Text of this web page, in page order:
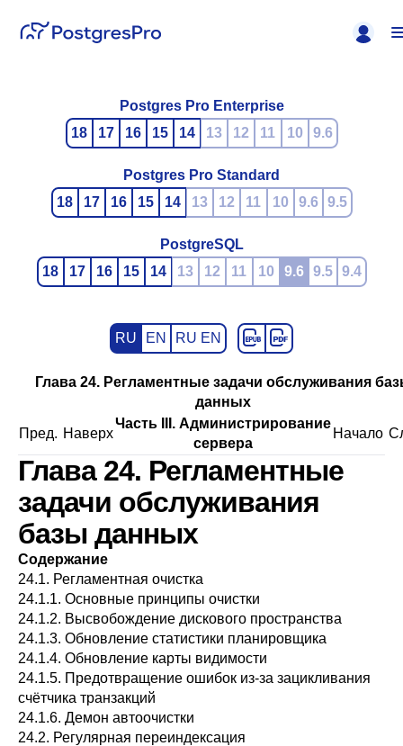
Postgres Pro Enterprise
18
17 16 15 14 13 12 11 10 9.6
Postgres Pro Standard
18
17 16 15 14 13 12 11 10 9.6 9.5
PostgreSQL
18
17 16 15 14 13 12 11 10 9.6 9.5 9.4
RU EN RU EN
Глава 24. Регламентные задачи обслуживания
данных
Пред. Наверх
Часть III. Администрирование
сервера
Начало
Глава 24. Регламентные
задачи обслуживания
базы данных
Содержание
24.1. Регламентная очистка
24.1.1. Основные принципы очистки
24.1.2. Высвобождение дискового пространства
24.1.3. Обновление статистики планировщика
24.1.4. Обновление карты видимости
24.1.5. Предотвращение ошибок из-за зацикливания
счётчика транзакций
24.1.6. Демон автоочистки
24.2. Регулярная переиндексация